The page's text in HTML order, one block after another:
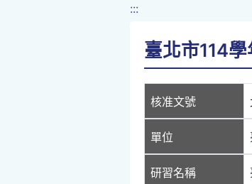
:::
臺北市114
核准文號
單位
研習名稱